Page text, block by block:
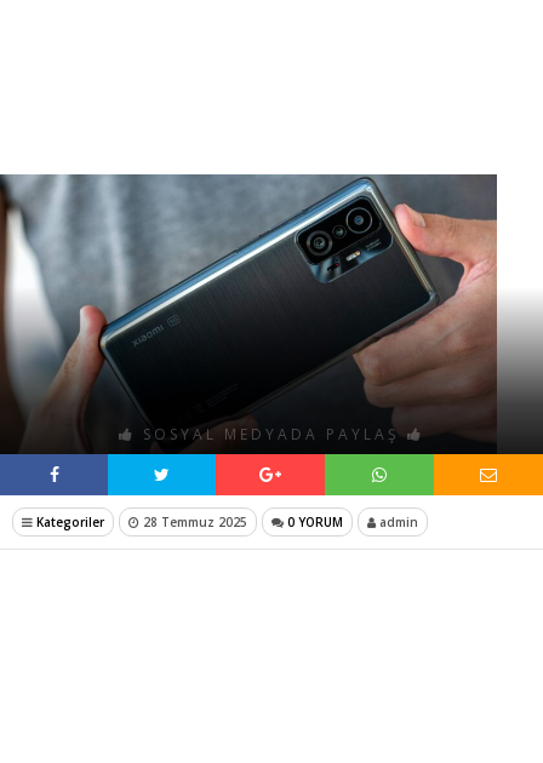
SOSYAL MEDYADA PAYLAŞ
Kategoriler 28 Temmuz 2025 0 YORUM admin